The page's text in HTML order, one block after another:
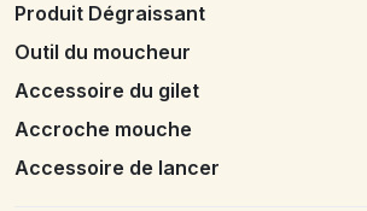
Produit Dégraissant
Outil du moucheur
Accessoire du gilet
Accroche mouche
Accessoire de lancer